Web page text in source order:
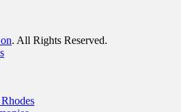
. All Rights Reserved.